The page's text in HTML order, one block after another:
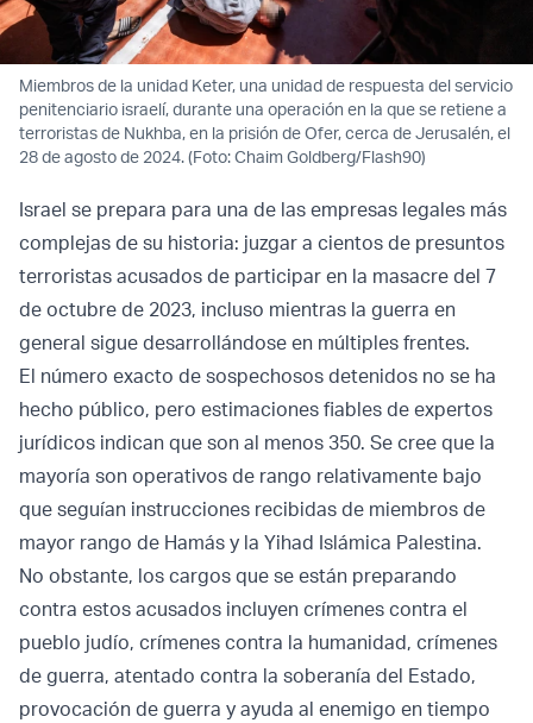
Miembros de la unidad Keter, una unidad de respuesta del servicio
penitenciario israelí, durante una operación en la que se retiene a
terroristas de Nukhba, en la prisión de Ofer, cerca de Jerusalén, el
28 de agosto de 2024. (Foto: Chaim Goldberg/Flash90)
Israel se prepara para una de las empresas legales más
complejas de su historia: juzgar a cientos de presuntos
terroristas acusados de participar en la masacre del 7
de octubre de 2023, incluso mientras la guerra en
general sigue desarrollándose en múltiples frentes.
El número exacto de sospechosos detenidos no se ha
hecho público, pero estimaciones fiables de expertos
jurídicos indican que son al menos 350. Se cree que la
mayoría son operativos de rango relativamente bajo
que seguían instrucciones recibidas de miembros de
mayor rango de Hamás y la Yihad Islámica Palestina.
No obstante, los cargos que se están preparando
contra estos acusados incluyen crímenes contra el
pueblo judío, crímenes contra la humanidad, crímenes
de guerra, atentado contra la soberanía del Estado,
provocación de guerra y ayuda al enemigo en tiempo